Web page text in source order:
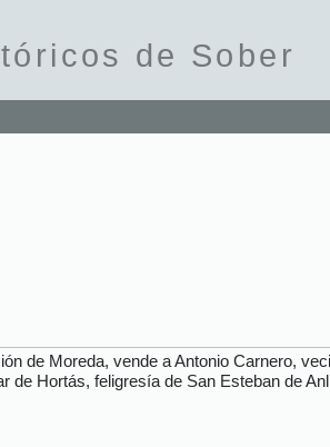
de Sober
de Moreda, vende a Antonio Carnero,
de Hortás, feligresía de San Esteban de